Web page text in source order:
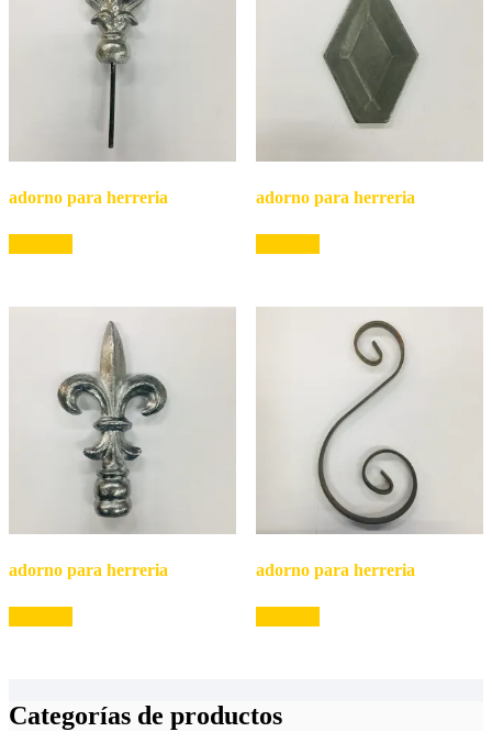
adorno para herreria adorno para herreria
adorno para herreria adorno para herreria
Categorías de productos